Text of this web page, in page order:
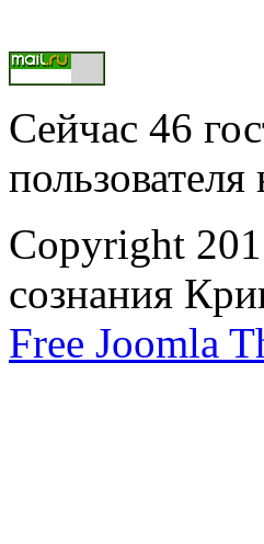
Сейчас 46
пользователя
Copyright
сознания
Free Joomla